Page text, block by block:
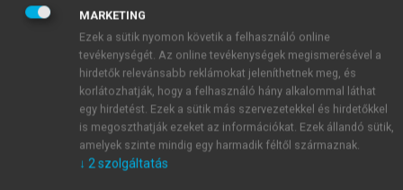
tartalékokon keresztüli igazítást váró friedmani
koncepcióig (Szentes, 1999). Az eurózónán belül
nyilván nem beszélhetünk rugalmas árfolyamról,
amely a folyó fizetési mérleg deficitje esetén a hazai
valuta keresletének csökkenését eredményezné. A
pénzkínálat változásán keresztül ennek
következtében leértékelődne a hazai valuta, és így
versenyképesebbé válna az export, majd javulna a
MARKETING
Ezek a sütik nyomon követik a felhasználó online
tevékenységét. Az online tevékenységek megismerésével a
hirdetők relevánsabb reklámokat jeleníthetnek meg, és
korlátozhatják, hogy a felhasználó hány alkalommal láthat
egy hirdetést. Ezek a sütik más szervezetekkel és hirdetőkkel
is megoszthatják ezeket az információkat. Ezek állandó sütik,
amelyek szinte mindig egy harmadik féltől származnak.
↓ 2 szolgáltatás